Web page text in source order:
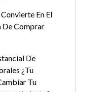
En El
Comprar
De
¿Tu
Tu